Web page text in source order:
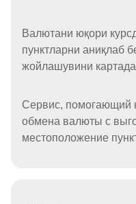
Валютани юқори
пунктларни аниқлаб
жойлашувини картада
Сервис, помогающий
обмена валюты с
местоположение